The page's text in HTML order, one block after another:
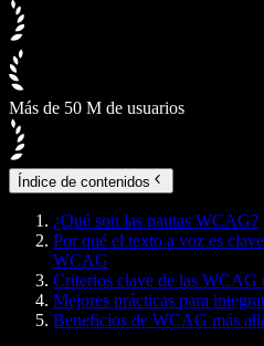
Más de 50 M de usuarios
Índice de contenidos
¿Qué son las pautas WCAG?
Por qué el texto a voz es
WCAG
Criterios clave de las WCAG
Mejores prácticas para
Beneficios de WCAG más